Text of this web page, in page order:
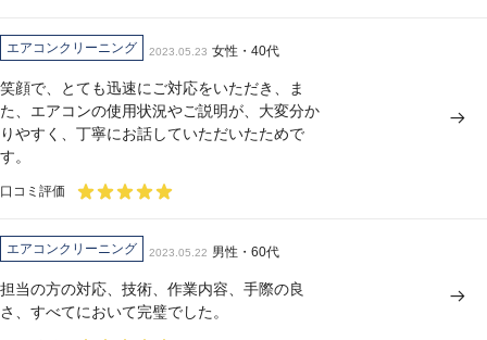
エアコンクリーニング 2023.05.23 女性・40代
笑顔で、とても迅速にご対応をいただき、ま
た、エアコンの使用状況やご説明が、大変分か
りやすく、丁寧にお話していただいたためで
す。
口コミ評価
エアコンクリーニング 2023.05.22 男性・60代
担当の方の対応、技術、作業内容、手際の良
さ、すべてにおいて完璧でした。